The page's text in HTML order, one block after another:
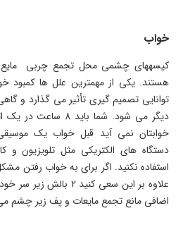
خواب
کیسه­های چشمی محل تجمع چربی
هستند. یکی از مهمترین علل ­ها
توانایی تصمیم گیری تأثیر می­ گذارد و
دیگر می­ شود. شما
خوابتان نمی ­آید قبل خواب یک
دستگاه ­های الکتریکی مثل تلویزیون
استفاده نکنید. اگر برای به خواب رفتن
علاوه بر این سعی کنید
اضافی مانع تجمع مایعات و پف زیر چشم